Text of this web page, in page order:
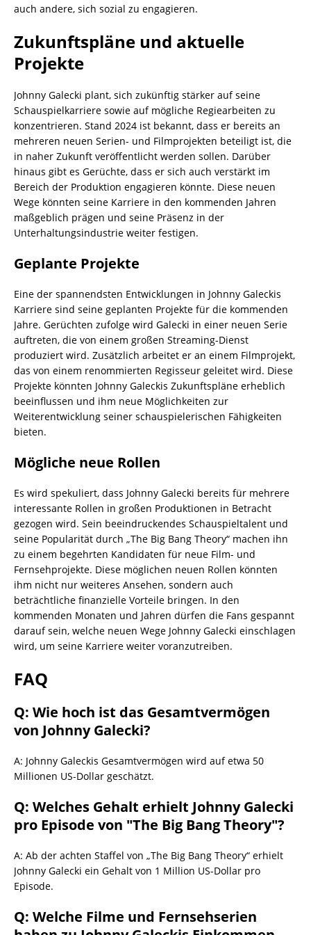
auch andere, sich sozial zu engagieren.
Zukunftspläne und aktuelle
Projekte
Johnny Galecki plant, sich zukünftig stärker auf seine
Schauspielkarriere sowie auf mögliche Regiearbeiten zu
konzentrieren. Stand 2024 ist bekannt, dass er bereits an
mehreren neuen Serien- und Filmprojekten beteiligt ist, die
in naher Zukunft veröffentlicht werden sollen. Darüber
hinaus gibt es Gerüchte, dass er sich auch verstärkt im
Bereich der Produktion engagieren könnte. Diese neuen
Wege könnten seine Karriere in den kommenden Jahren
maßgeblich prägen und seine Präsenz in der
Unterhaltungsindustrie weiter festigen.
Geplante Projekte
Eine der spannendsten Entwicklungen in Johnny Galeckis
Karriere sind seine geplanten Projekte für die kommenden
Jahre. Gerüchten zufolge wird Galecki in einer neuen Serie
auftreten, die von einem großen Streaming-Dienst
produziert wird. Zusätzlich arbeitet er an einem Filmprojekt,
das von einem renommierten Regisseur geleitet wird. Diese
Projekte könnten Johnny Galeckis Zukunftspläne erheblich
beeinflussen und ihm neue Möglichkeiten zur
Weiterentwicklung seiner schauspielerischen Fähigkeiten
bieten.
Mögliche neue Rollen
Es wird spekuliert, dass Johnny Galecki bereits für mehrere
interessante Rollen in großen Produktionen in Betracht
gezogen wird. Sein beeindruckendes Schauspieltalent und
seine Popularität durch „The Big Bang Theory“ machen ihn
zu einem begehrten Kandidaten für neue Film- und
Fernsehprojekte. Diese möglichen neuen Rollen könnten
ihm nicht nur weiteres Ansehen, sondern auch
beträchtliche finanzielle Vorteile bringen. In den
kommenden Monaten und Jahren dürfen die Fans gespannt
darauf sein, welche neuen Wege Johnny Galecki einschlagen
wird, um seine Karriere weiter voranzutreiben.
FAQ
Q: Wie hoch ist das Gesamtvermögen
von Johnny Galecki?
A: Johnny Galeckis Gesamtvermögen wird auf etwa 50
Millionen US-Dollar geschätzt.
Q: Welches Gehalt erhielt Johnny Galecki
pro Episode von "The Big Bang Theory"?
A: Ab der achten Staffel von „The Big Bang Theory“ erhielt
Johnny Galecki ein Gehalt von 1 Million US-Dollar pro
Episode.
Q: Welche Filme und Fernsehserien